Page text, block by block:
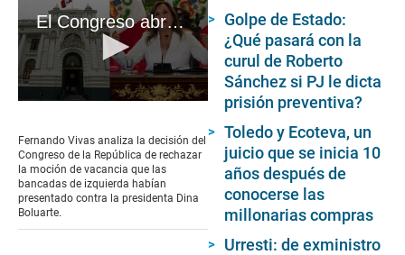
El Congreso abraza a Dina y se queda con ella hasta el 2026. #VideosEC
of
4
minutes,
7
seconds
Fernando Vivas analiza la decisión del
Congreso de la República de rechazar
la moción de vacancia que las
bancadas de izquierda habían
presentado contra la presidenta Dina
Boluarte.
Golpe de Estado:
¿Qué pasará con la
curul de Roberto
Sánchez si PJ le dicta
prisión preventiva?
Toledo y Ecoteva, un
juicio que se inicia 10
años después de
conocerse las
millonarias compras
Urresti: de exministro